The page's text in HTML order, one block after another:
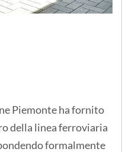
Piemonte ha fornito
della linea ferroviaria
formalmente